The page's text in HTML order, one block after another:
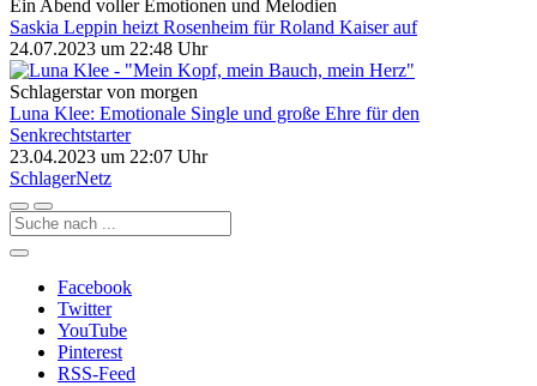
Ein Abend voller Emotionen und Melodien
Saskia Leppin heizt Rosenheim für Roland Kaiser auf
24.07.2023 um 22:48 Uhr
Schlagerstar von morgen
Luna Klee: Emotionale Single und große Ehre für den
Senkrechtstarter
23.04.2023 um 22:07 Uhr
SchlagerNetz
Facebook
Twitter
YouTube
Pinterest
RSS-Feed